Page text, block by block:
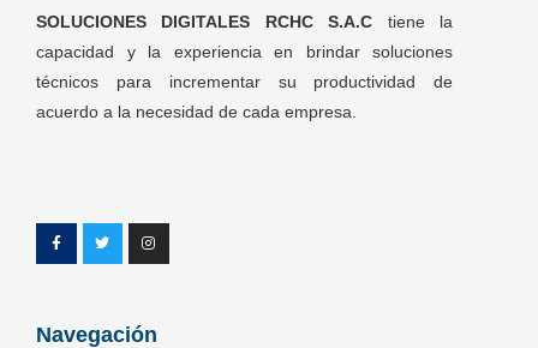
SOLUCIONES DIGITALES RCHC S.A.C tiene la
capacidad y la experiencia en brindar soluciones
técnicos para incrementar su productividad de
acuerdo a la necesidad de cada empresa.
Navegación